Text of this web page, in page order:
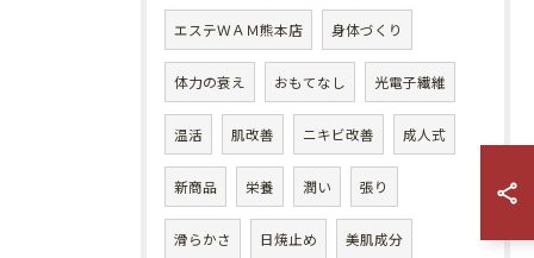
エステＷＡＭ熊本店 身体づくり
体力の衰え おもてなし 光電子繊維
温活 肌改善 ニキビ改善 成人式
新商品 栄養 潤い 張り
滑らかさ 日焼止め 美肌成分